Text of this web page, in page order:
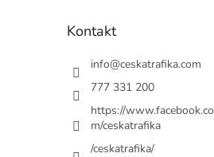
Kontakt
info@ceskatrafika.com
777 331 200
https://www.facebook.co
m/ceskatrafika
/ceskatrafika/